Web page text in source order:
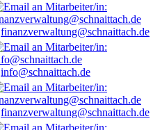
finanzverwaltung@schnaittach.de
info@schnaittach.de
finanzverwaltung@schnaittach.de